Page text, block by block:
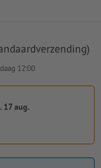
12:00
17 aug.